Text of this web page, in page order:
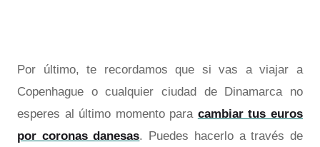
Por último, te recordamos que si vas a viajar a
Copenhague o cualquier ciudad de Dinamarca no
esperes al último momento para cambiar tus euros
por coronas danesas. Puedes hacerlo a través de